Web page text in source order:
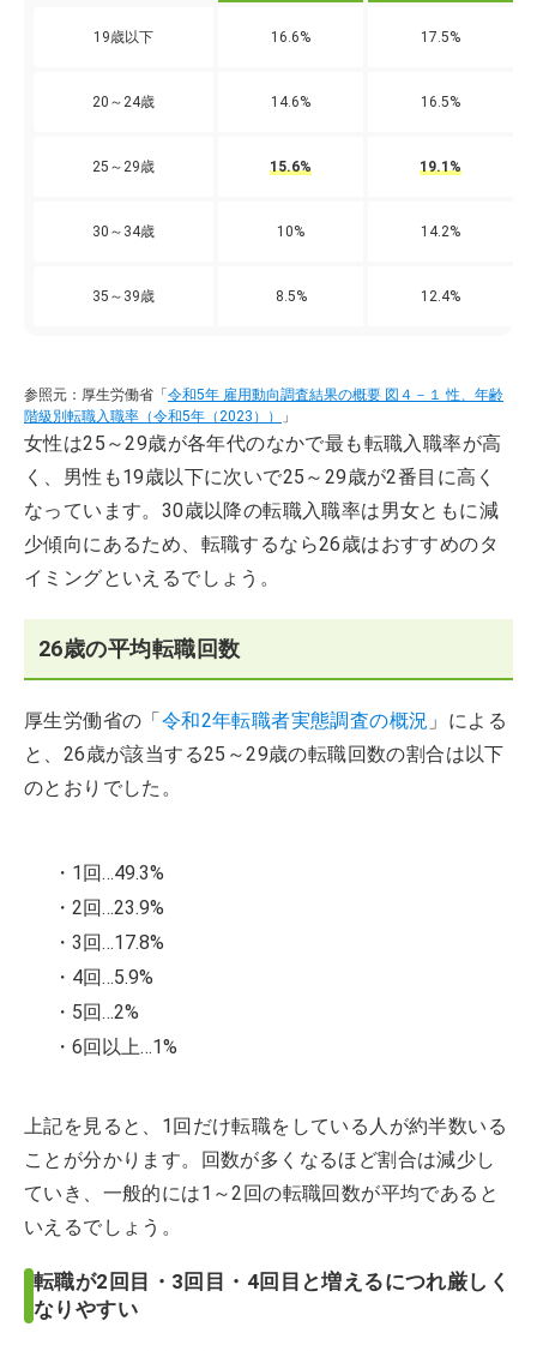
19歳以下 16.6% 17.5%
20～24歳 14.6% 16.5%
25～29歳 15.6% 19.1%
30～34歳 10% 14.2%
35～39歳 8.5% 12.4%
参照元：厚生労働省「 令和5年 雇用動向調査結果の概要 図４－１ 性、年齢
階級別転職入職率（令和5年（2023））
」
女性は25～29歳が各年代のなかで最も転職入職率が高
く、男性も19歳以下に次いで25～29歳が2番目に高く
なっています。30歳以降の転職入職率は男女ともに減
少傾向にあるため、転職するなら26歳はおすすめのタ
イミングといえるでしょう。
26歳の平均転職回数
厚生労働省の「 令和2年転職者実態調査の概況 」による
と、26歳が該当する25～29歳の転職回数の割合は以下
のとおりでした。
・1回…49.3%
・2回…23.9%
・3回…17.8%
・4回…5.9%
・5回…2%
・6回以上…1%
上記を見ると、1回だけ転職をしている人が約半数いる
ことが分かります。回数が多くなるほど割合は減少し
ていき、一般的には1～2回の転職回数が平均であると
いえるでしょう。
転職が2回目・3回目・4回目と増えるにつれ厳しく
なりやすい